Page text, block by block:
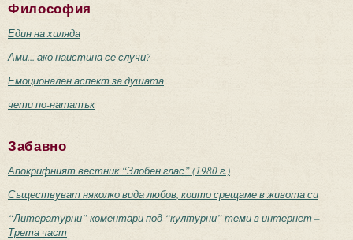
Философия
Един на хиляда
Ами... ако наистина се случи?
Емоционален аспект за душата
чети по-нататък
Забавно
Апокрифният вестник “Злобен глас” (1980 г.)
Съществуват няколко вида любов, които срещаме в живота си
“Литературни” коментари под “културни” теми в интернет –
Трета част